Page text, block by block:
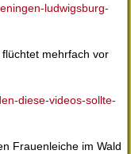
ludwigsburg-
mehrfach vor
diese-videos-sollte-
Frauenleiche im Wald